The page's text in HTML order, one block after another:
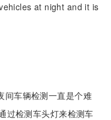
at night and it is
间车辆检测一直是个难
过检测车头灯来检测车